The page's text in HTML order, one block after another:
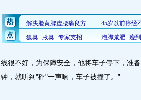
线很不好，为保障安全，他将车子停下，准
钟，就听到"砰"一声响，车子被撞了。”